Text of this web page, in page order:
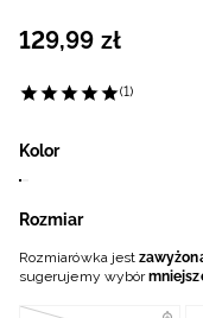
129,99 zł
(1)
Kolor
Rozmiar
Rozmiarówka jest
sugerujemy wybór